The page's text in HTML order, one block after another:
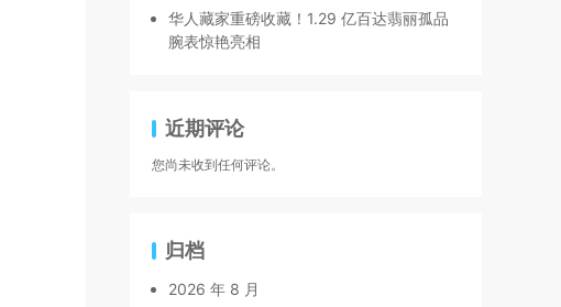
华人藏家重磅收藏！1.29 亿百达翡丽孤品
腕表惊艳亮相
近期评论
您尚未收到任何评论。
归档
2026 年 8 月